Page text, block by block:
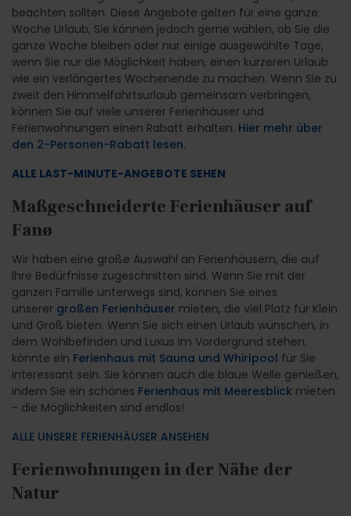
beachten sollten. Diese Angebote gelten für eine ganze
Woche Urlaub, Sie können jedoch gerne wählen, ob Sie die
ganze Woche bleiben oder nur einige ausgewählte Tage,
wenn Sie nur die Möglichkeit haben, einen kürzeren Urlaub
wie ein verlängertes Wochenende zu machen. Wenn Sie zu
zweit den Himmelfahrtsurlaub gemeinsam verbringen,
können Sie auf viele unserer Ferienhäuser und
Ferienwohnungen einen Rabatt erhalten. Hier mehr über
den 2-Personen-Rabatt lesen.
ALLE LAST-MINUTE-ANGEBOTE SEHEN
Maßgeschneiderte Ferienhäuser auf
Fanø
Wir haben eine große Auswahl an Ferienhäusern, die auf
Ihre Bedürfnisse zugeschnitten sind. Wenn Sie mit der
ganzen Familie unterwegs sind, können Sie eines
unserer großen Ferienhäuser mieten, die viel Platz für Klein
und Groß bieten. Wenn Sie sich einen Urlaub wünschen, in
dem Wohlbefinden und Luxus im Vordergrund stehen,
könnte ein Ferienhaus mit Sauna und Whirlpool für Sie
interessant sein. Sie können auch die blaue Welle genießen,
indem Sie ein schönes Ferienhaus mit Meeresblick mieten
- die Möglichkeiten sind endlos!
ALLE UNSERE FERIENHÄUSER ANSEHEN
Ferienwohnungen in der Nähe der
Natur